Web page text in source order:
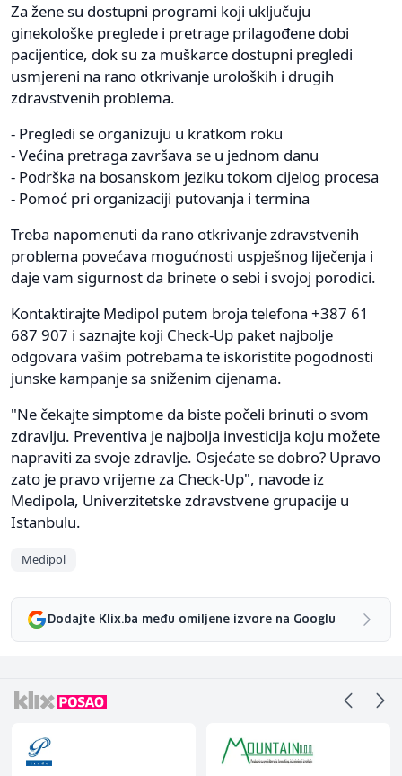
Za žene su dostupni programi koji uključuju
ginekološke preglede i pretrage prilagođene dobi
pacijentice, dok su za muškarce dostupni pregledi
usmjereni na rano otkrivanje uroloških i drugih
zdravstvenih problema.
- Pregledi se organizuju u kratkom roku
- Većina pretraga završava se u jednom danu
- Podrška na bosanskom jeziku tokom cijelog procesa
- Pomoć pri organizaciji putovanja i termina
Treba napomenuti da rano otkrivanje zdravstvenih
problema povećava mogućnosti uspješnog liječenja i
daje vam sigurnost da brinete o sebi i svojoj porodici.
Kontaktirajte Medipol putem broja telefona +387 61
687 907 i saznajte koji Check-Up paket najbolje
odgovara vašim potrebama te iskoristite pogodnosti
junske kampanje sa sniženim cijenama.
"Ne čekajte simptome da biste počeli brinuti o svom
zdravlju. Preventiva je najbolja investicija koju možete
napraviti za svoje zdravlje. Osjećate se dobro? Upravo
zato je pravo vrijeme za Check-Up", navode iz
Medipola, Univerzitetske zdravstvene grupacije u
Istanbulu.
Medipol
Dodajte Klix.ba među omiljene izvore na Googlu